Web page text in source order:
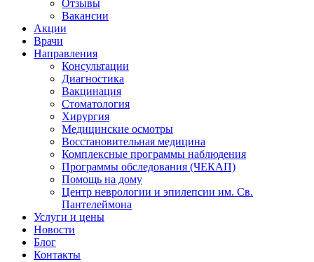
Отзывы
Вакансии
Акции
Врачи
Направления
Консультации
Диагностика
Вакцинация
Стоматология
Хирургия
Медицинские осмотры
Восстановительная медицина
Комплексные программы наблюдения
Программы обследования (ЧЕКАП)
Помощь на дому
Центр неврологии и эпилепсии им. Св.
Пантелеймона
Услуги и цены
Новости
Блог
Контакты